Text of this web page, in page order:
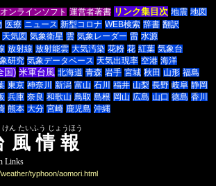
オンラインソフト 運営者著書 リンク集目次 地震 地図
医療 ニュース 新型コロナ WEB検索 辞書 翻訳
天気図 気象衛星 雲 気象レーダー 雷 水源
放射線 放射能雲 大気汚染 花粉 花 紅葉 気象台
研究 気象データベース 天気出現率 空港 海洋
国) 米軍台風 北海道 青森 岩手 宮城 秋田 山形 福島
東京 神奈川 新潟 富山 石川 福井 山梨 長野 岐阜 静岡
兵庫 奈良 和歌山 鳥取 島根 岡山 広島 山口 徳島 香川
熊本 大分 宮崎 鹿児島 沖縄
風情報
たいふう じょうほう
Links
typhoon/aomori.html